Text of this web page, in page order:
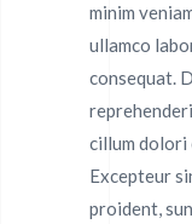
minim
ullamco
consequat.
cillum dolori
Excepteur
proident,